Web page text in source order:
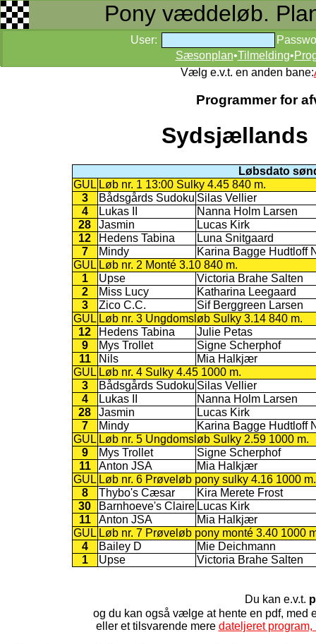
Pony væddeløb.
User:
Sæsonplan•Tilmelding•
Vælg e.v.t. en anden bane:
Programmer for
Sydsjællands
Løbsdato
GUL Løb nr. 1 13:00 Sulky 4.45 840 m.
3
Bådsgårds Sudoku Silas Vellier
4
Lukas II
Nanna Holm Larsen
28
Jasmin
Lucas Kirk
12
Hedens Tabina
Luna Snitgaard
7
Mindy
Karina Bagge Hudtloff
GUL Løb nr. 2 Monté 3.10 840 m.
1
Upse
Victoria Brahe Salten
2
Miss Lucy
Katharina Leegaard
3
Zico C.C.
Sif Berggreen Larsen
GUL Løb nr. 3 Ungdomsløb Sulky 3.14 840 m.
12
Hedens Tabina
Julie Petas
9
Mys Trollet
Signe Scherphof
11
Nils
Mia Halkjær
GUL Løb nr. 4 Sulky 4.45 1000 m.
3
Bådsgårds Sudoku Silas Vellier
4
Lukas II
Nanna Holm Larsen
28
Jasmin
Lucas Kirk
7
Mindy
Karina Bagge Hudtloff
GUL Løb nr. 5 Ungdomsløb Sulky 2.59 1000 m.
9
Mys Trollet
Signe Scherphof
11
Anton JSA
Mia Halkjær
GUL Løb nr. 6 Prøveløb pony sulky 4.16 1000 m.
8
Thybo's Cæsar
Kira Merete Frost
30
Barnhoeve's Claire Lucas Kirk
11
Anton JSA
Mia Halkjær
GUL Løb nr. 7 Prøveløb pony monté 3.40 1000
4
Bailey D
Mie Deichmann
1
Upse Victoria Brahe Salten
Du kan e.v.t.
og du kan også vælge at hente en pdf, med
eller et tilsvarende mere dateljeret